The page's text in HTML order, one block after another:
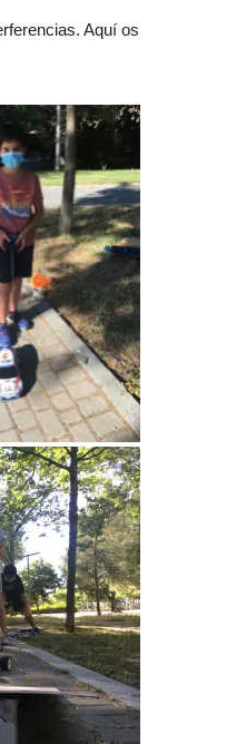
Aquí os